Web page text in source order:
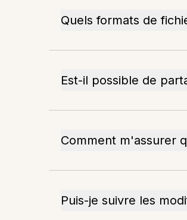
Quels formats de
Est-il possible de
Comment m'assurer
Puis-je suivre les